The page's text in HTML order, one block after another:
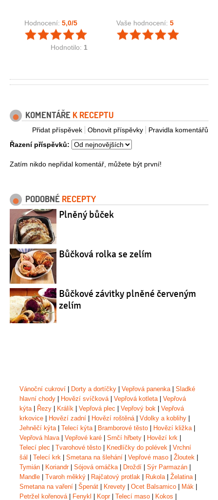
Hodnocení: 5,0/5
Hodnotilo: 1
Vaše hodnocení: 5
KOMENTÁŘE K RECEPTU
Pravidla komentářů
Obnovit příspěvky
Přidat příspěvek
Řazení příspěvků:
Zatím nikdo nepřidal komentář, můžete být první!
PODOBNÉ RECEPTY
Plněný bůček
Bůčková rolka se zelím
Bůčkové závitky plněné červeným
zelím
Vánoční cukroví | Dorty a dortíčky | Vepřová panenka | Sladké
hlavní chody | Hovězí svíčková | Vepřová kotleta | Vepřová
kýta | Řezy | Králík | Vepřová plec | Vepřový bok | Vepřová
krkovice | Hovězí zadní | Hovězí roštěná | Vdolky a koblihy |
Jehněčí kýta | Telecí kýta | Bramborové těsto | Hovězí kližka |
Vepřová hlava | Vepřové karé | Srnčí hřbety | Hovězí krk |
Telecí plec | Tvarohové těsto | Knedlíčky do polévek | Vrchní
šál | Telecí krk | Smetana na šlehání | Vepřové maso | Žloutek |
Tymián | Koriandr| Sójová omáčka | Droždí | Sýr Parmazán |
Mandle | Tvaroh měkký | Rajčatový protlak | Rukola | Želatina |
Smetana na vaření | Špenát | Krevety | Ocet Balsamico | Mák |
Petržel kořenová | Fenykl | Kopr| Telecí maso | Kokos |